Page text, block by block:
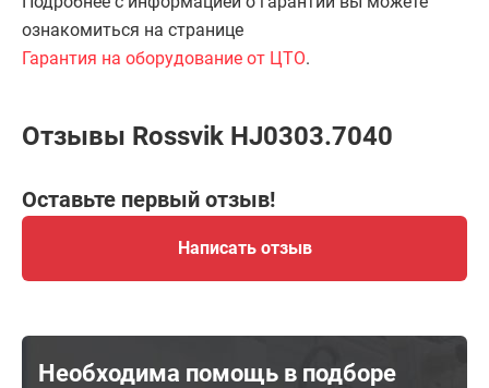
ознакомиться на странице
Гарантия на оборудование от ЦТО.
Отзывы Rossvik HJ0303.7040
Оставьте первый отзыв!
Написать отзыв
Необходима помощь в подборе